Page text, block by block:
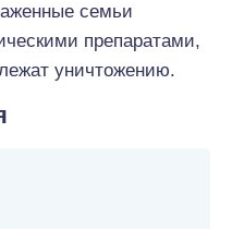
семьи
препаратами,
уничтожению.